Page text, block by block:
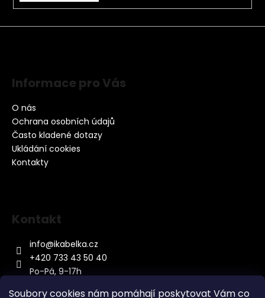
Soubory cookies nám pomáhají poskytovat Vám co
Informace pro Vás
O nás
Ochrana osobních údajů
Často kladené dotazy
Ukládání cookies
Kontakty
Kontakt
info@ikabelka.cz
+420 733 43 50 40
Po-Pá, 9-17h